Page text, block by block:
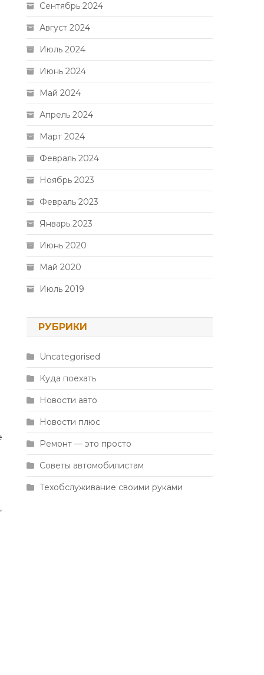
Сентябрь 2024
Август 2024
Июль 2024
Июнь 2024
Май 2024
Апрель 2024
Март 2024
Февраль 2024
Ноябрь 2023
Февраль 2023
Январь 2023
Июнь 2020
Май 2020
Июль 2019
РУБРИКИ
Uncategorised
Куда поехать
Новости авто
Новости плюс
Ремонт — это просто
Советы автомобилистам
Техобслуживание своими руками